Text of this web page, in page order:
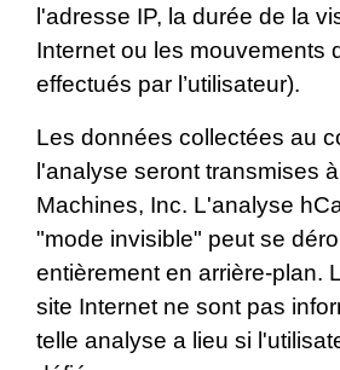
l'adresse IP, la durée de la
Internet ou les mouvements
effectués par l’utilisateur).
Les données collectées au
l'analyse seront transmises
Machines, Inc. L'analyse
"mode invisible" peut se
entièrement en arrière-plan.
site Internet ne sont pas
telle analyse a lieu si